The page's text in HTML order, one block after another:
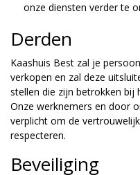
onze diensten verder te
Derden
Kaashuis Best zal je
verkopen en zal deze
stellen die zijn betrokken bij
Onze werknemers en door
verplicht om de
respecteren.
Beveiliging